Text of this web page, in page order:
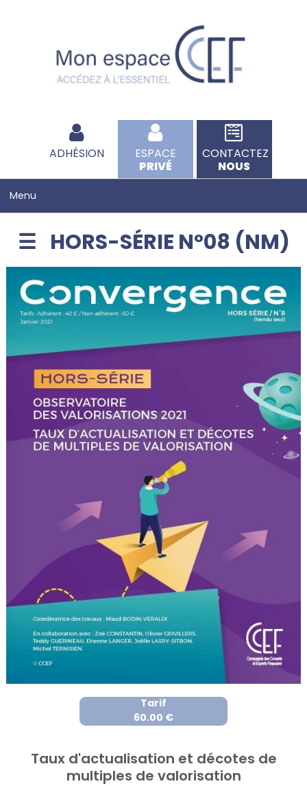
ADHÉSION
ESPACE
PRIVÉ
CONTACTEZ
NOUS
HORS-SÉRIE N°08 (NM)
Tarif
60.00 €
Taux d'actualisation et décotes de
multiples de valorisation